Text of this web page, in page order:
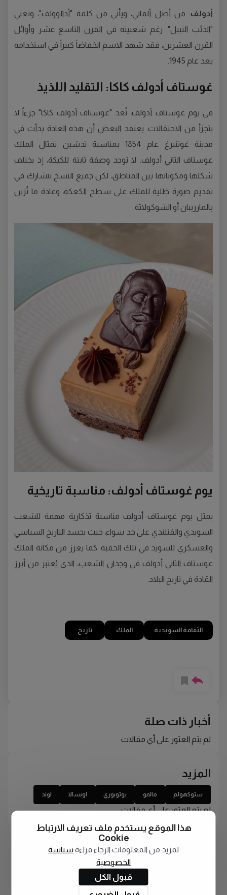
أدولف: من أصل ألماني، ويأتي من كلمة "أدالوولف"، وتعني
"الذئب النبيل". رغم شعبيته في القرن التاسع عشر وأوائل
القرن العشرين، فقد شهد الاسم انخفاضاً كبيراً في استخدامه
بعد عام 1945.
غوستاف أدولف كاكا: التقليد اللذيذ
في يوم غوستاف أدولف، تُعد "غوستاف أدولف كاكا" جزءاً لا
يتجزأ من الاحتفالات. يعتقد البعض أن هذه العادة بدأت في
مدينة غوتنبرغ عام 1854 بمناسبة تدشين تمثال الملك
غوستاف الثاني أدولف. لا توجد وصفة ثابتة للكيكة، إذ يختلف
شكلها ومكوناتها بين المناطق، لكن جميع النسخ تتشارك في
تقديم صورة ظلية للملك على سطح الكعكة، وعادة ما تُزين
بالمارزيبان أو الشوكولاتة.
يوم غوستاف أدولف: مناسبة تاريخية
يمثل يوم غوستاف أدولف مناسبة تذكارية مهمة للشعب
السويدي والفنلندي على حد سواء، حيث يجسد التاريخ السياسي
والعسكري للسويد في تلك الحقبة. كما يعزز من مكانة الملك
غوستاف الثاني أدولف في وجدان الشعب، الذي يُعتبر من أبرز
القادة في تاريخ البلاد.
الثقافة السويدية الملك تاريخ
أخبار ذات صلة
لم يتم العثور على أي مقالات
المزيد
ستوكهولم مالمو يوتوبوري اوبسالا لوند
لم يتم العثور على أي مقالات
هذا الموقع يستخدم ملف تعريف الارتباط
Cookie
لمزيد من المعلومات الرجاء قراءة سياسة
الخصوصية
قبول الكل